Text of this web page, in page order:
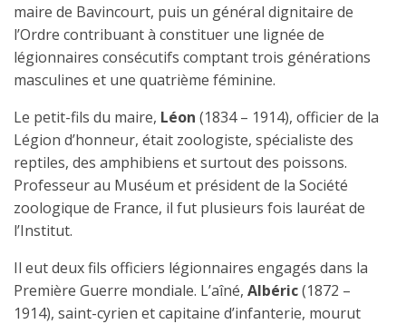
maire de Bavincourt, puis un général dignitaire de
l’Ordre contribuant à constituer une lignée de
légionnaires consécutifs comptant trois générations
masculines et une quatrième féminine.
Le petit-fils du maire, Léon (1834 – 1914), officier de la
Légion d’honneur, était zoologiste, spécialiste des
reptiles, des amphibiens et surtout des poissons.
Professeur au Muséum et président de la Société
zoologique de France, il fut plusieurs fois lauréat de
l’Institut.
Il eut deux fils officiers légionnaires engagés dans la
Première Guerre mondiale. L’aîné, Albéric(1872 –
1914), saint-cyrien et capitaine d’infanterie, mourut